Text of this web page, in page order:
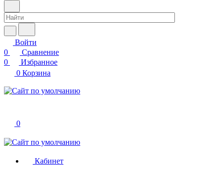
Войти
0
Сравнение
0
Избранное
0 Корзина
0
Кабинет